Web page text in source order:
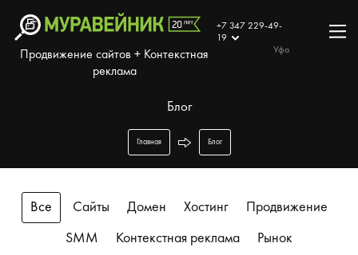
Продвижение сайтов + Контекстная
реклама
+7 347 229-49-
19
Уфа
Блог
Главная Блог
Все Сайты Домен Хостинг Продвижение
SMM Контекстная реклама Рынок